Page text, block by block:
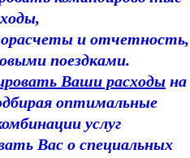
и отчетность,
поездками.
Ваши расходы на
оптимальные
услуг
Вас о специальных